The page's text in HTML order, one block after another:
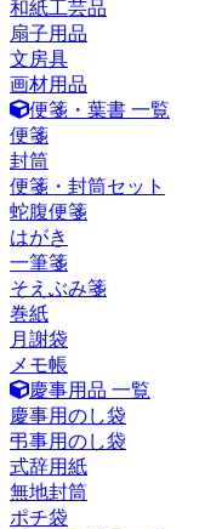
和紙工芸品
扇子用品
文房具
画材用品
便箋・葉書 一覧
便箋
封筒
便箋・封筒セット
蛇腹便箋
はがき
一筆箋
そえぶみ箋
巻紙
月謝袋
メモ帳
慶事用品 一覧
慶事用のし袋
弔事用のし袋
式辞用紙
無地封筒
ポチ袋